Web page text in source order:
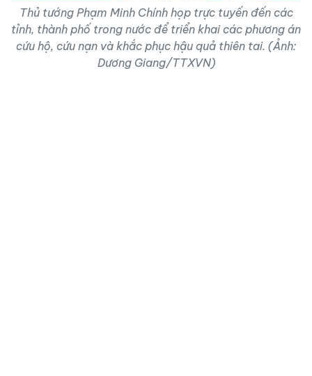
Thủ tướng Phạm Minh Chính họp trực tuyến đến các
tỉnh, thành phố trong nước để triển khai các phương án
cứu hộ, cứu nạn và khắc phục hậu quả thiên tai. (Ảnh:
Dương Giang/TTXVN)